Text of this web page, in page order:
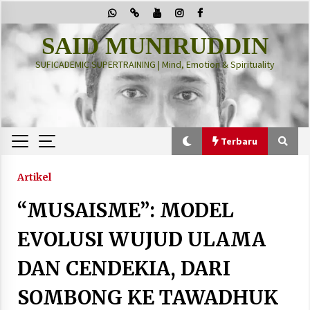
to
content
SAID MUNIRUDDIN
SUFICADEMIC SUPERTRAINING | Mind, Emotion & Spirituality
Terbaru
Terbaru
“Thuma’ninah”: Cara Agama Meregulasi Jiwa
2 months ago
2 months ago
Artikel
“MUSAISME”: MODEL
EVOLUSI WUJUD ULAMA
DAN CENDEKIA, DARI
SOMBONG KE TAWADHUK